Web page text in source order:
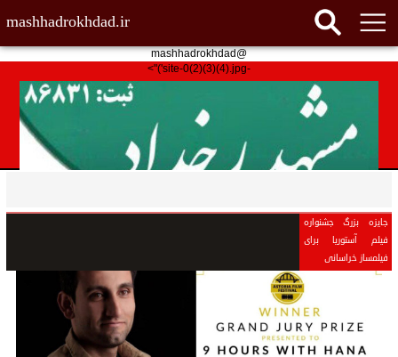
@mashhadrokhdad
mashhadrokhdad.ir
-site-0(2)(3)(4).jpg')">
جایزه بزرگ جشنواره
فیلم آستوریا برای
فیلمساز خراسانی